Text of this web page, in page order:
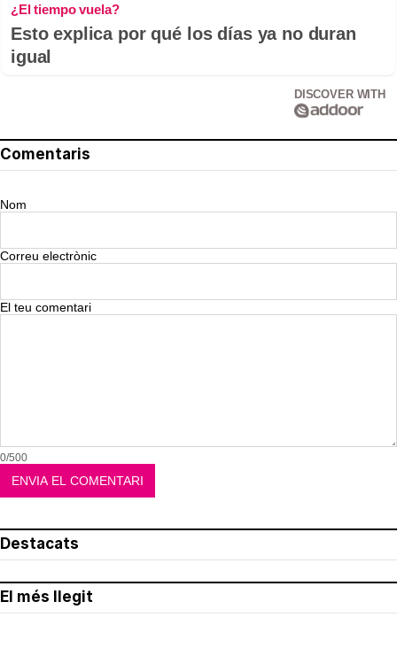
¿El tiempo vuela?
Esto explica por qué los días ya no duran
igual
DISCOVER WITH
Comentaris
Nom
Correu electrònic
El teu comentari
0/500
Destacats
El més llegit